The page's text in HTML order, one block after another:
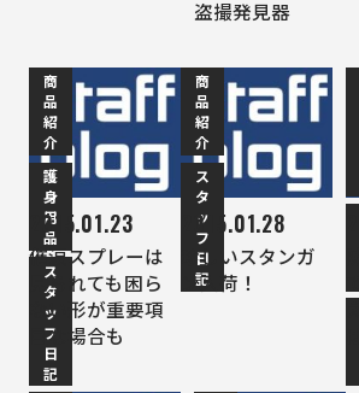
盗撮発見器
商
品
紹
介
護
身
用
品
ス
タ
ッ
フ
日
記
2015.01.23
催涙スプレーは
見られても困ら
ない形が重要項
目な場合も
商
品
紹
介
ス
タ
ッ
フ
日
記
2015.01.28
珍しいスタンガ
ン入荷！